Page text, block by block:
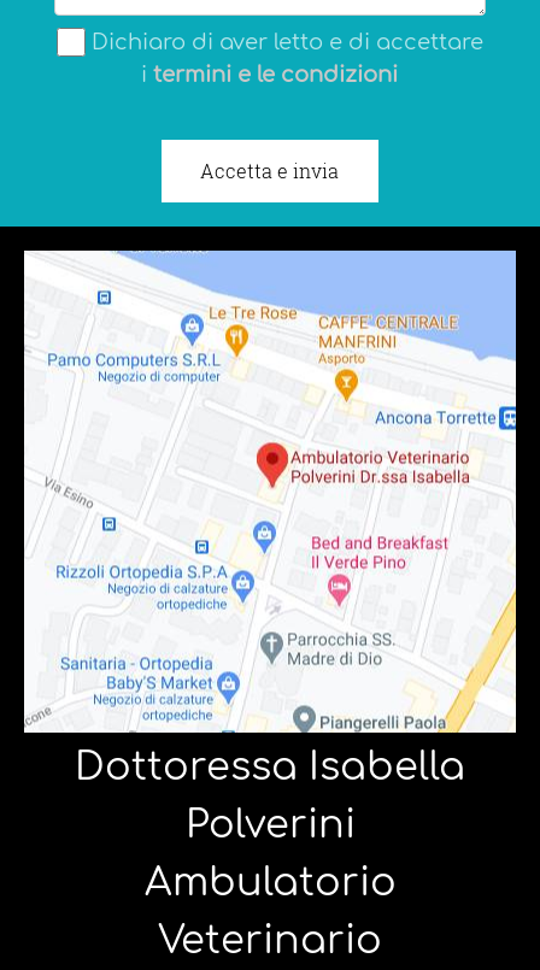
Dichiaro di aver letto e di accettare
itermini e le condizioni
Accetta e invia
Dottoressa Isabella
Polverini
Ambulatorio
Veterinario